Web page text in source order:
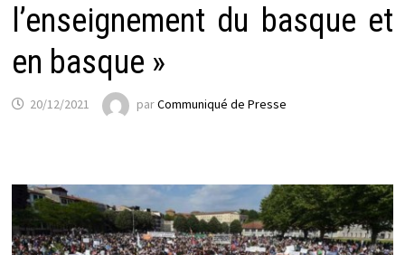
l’enseignement du basque et
en basque »
20/12/2021 parCommuniqué de Presse